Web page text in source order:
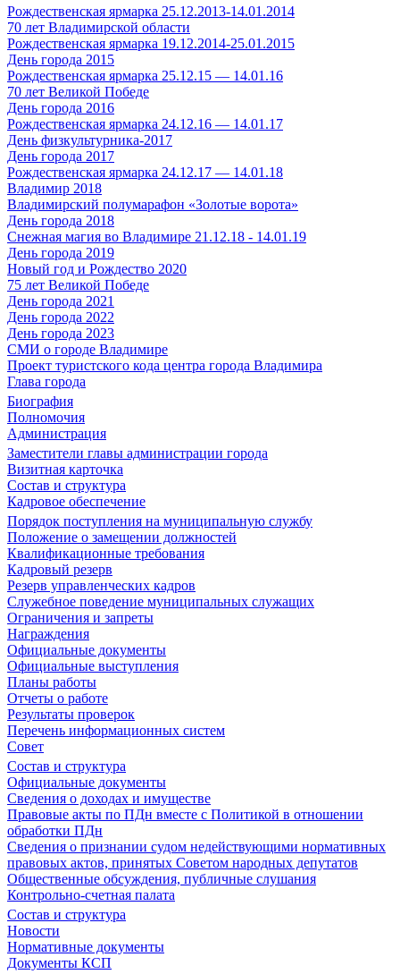
Рождественская ярмарка 25.12.2013-14.01.2014
70 лет Владимирской области
Рождественская ярмарка 19.12.2014-25.01.2015
День города 2015
Рождественская ярмарка 25.12.15 — 14.01.16
70 лет Великой Победе
День города 2016
Рождественская ярмарка 24.12.16 — 14.01.17
День физкультурника-2017
День города 2017
Рождественская ярмарка 24.12.17 — 14.01.18
Владимир 2018
Владимирский полумарафон «Золотые ворота»
День города 2018
Снежная магия во Владимире 21.12.18 - 14.01.19
День города 2019
Новый год и Рождество 2020
75 лет Великой Победе
День города 2021
День города 2022
День города 2023
СМИ о городе Владимире
Проект туристского кода центра города Владимира
Глава города
Биография
Полномочия
Администрация
Заместители главы администрации города
Визитная карточка
Состав и структура
Кадровое обеспечение
Порядок поступления на муниципальную службу
Положение о замещении должностей
Квалификационные требования
Кадровый резерв
Резерв управленческих кадров
Служебное поведение муниципальных служащих
Ограничения и запреты
Награждения
Официальные документы
Официальные выступления
Планы работы
Отчеты о работе
Результаты проверок
Перечень информационных систем
Совет
Состав и структура
Официальные документы
Сведения о доходах и имуществе
Правовые акты по ПДн вместе с Политикой в отношении
обработки ПДн
Сведения о признании судом недействующими нормативных
правовых актов, принятых Советом народных депутатов
Общественные обсуждения, публичные слушания
Контрольно-счетная палата
Состав и структура
Новости
Нормативные документы
Документы КСП